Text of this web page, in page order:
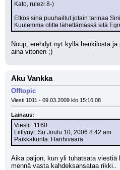
Kato, rulezi 8-)
Etkös sinä puuhaillut jotain tarinaa
Kuulemma olitte lähettämässä sitä
Noup, erehdyt nyt kyllä henkilöstä
aina vitonen ;)
Aku Vankka
Offtopic
Viesti 1011 - 09.03.2009 klo 15:16:08
Lainaus:
Viestit: 1160
Liittynyt: Su Joulu 10, 2006 8:42 am
Paikkakunta: Hanhivaara
Aika paljon, kun yli tuhatsata viestiä
mennä vasta kahdeksansataa rikki..